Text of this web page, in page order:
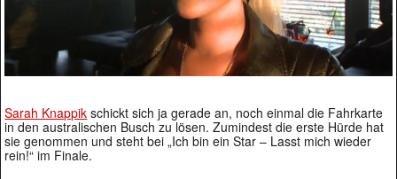
Sarah Knappik schickt sich ja gerade an, noch einmal die Fahrkarte
in den australischen Busch zu lösen. Zumindest die erste Hürde hat
sie genommen und steht bei „Ich bin ein Star – Lasst mich wieder
rein!“ im Finale.